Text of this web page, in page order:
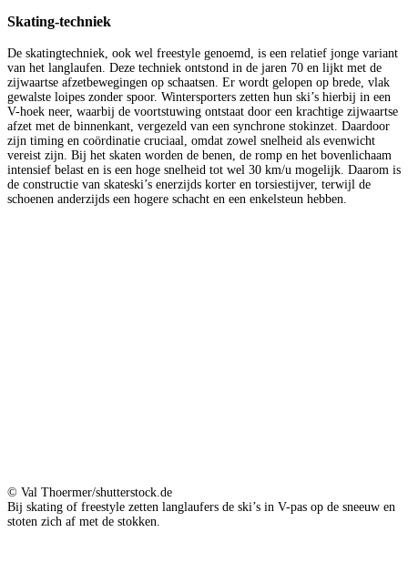
Skating-techniek
De skatingtechniek, ook wel freestyle genoemd, is een relatief jonge variant
van het langlaufen. Deze techniek ontstond in de jaren 70 en lijkt met de
zijwaartse afzetbewegingen op schaatsen. Er wordt gelopen op brede, vlak
gewalste loipes zonder spoor. Wintersporters zetten hun ski’s hierbij in een
V-hoek neer, waarbij de voortstuwing ontstaat door een krachtige zijwaartse
afzet met de binnenkant, vergezeld van een synchrone stokinzet. Daardoor
zijn timing en coördinatie cruciaal, omdat zowel snelheid als evenwicht
vereist zijn. Bij het skaten worden de benen, de romp en het bovenlichaam
intensief belast en is een hoge snelheid tot wel 30 km/u mogelijk. Daarom is
de constructie van skateski’s enerzijds korter en torsiestijver, terwijl de
schoenen anderzijds een hogere schacht en een enkelsteun hebben.
© Val Thoermer/shutterstock.de
Bij skating of freestyle zetten langlaufers de ski’s in V-pas op de sneeuw en
stoten zich af met de stokken.